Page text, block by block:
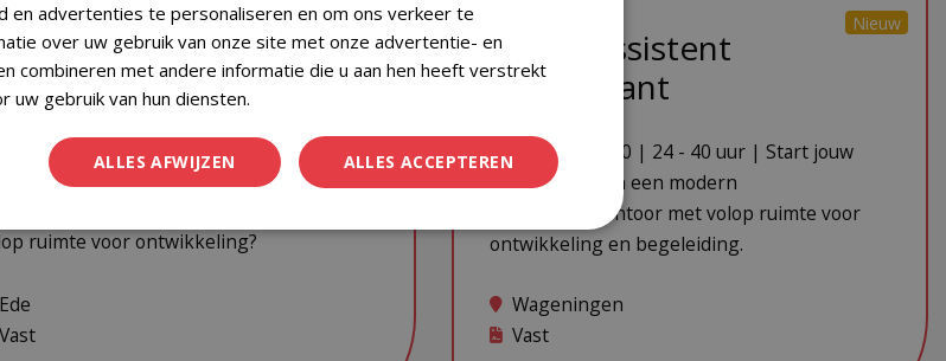
Payroll
Nieuw
4.500 - € 6.000 | 32 - 40 uur | Wil jij
salarisvraagstukken oplossen
ruimte voor ontwikkeling?
Ede
Vast
Junior Assistent
Accountant
Nieuw
€ 2.500 - € 3.500 | 24 - 40 uur | Start jouw
carrière binnen een modern
accountantskantoor met volop ruimte voor
ontwikkeling en begeleiding.
Wageningen
Vast
en advertenties te personaliseren en om ons verkeer te
over uw gebruik van onze site met onze advertentie- en
combineren met andere informatie die u aan hen heeft verstrekt
uw gebruik van hun diensten.
ALLES ACCEPTEREN
ALLES AFWIJZEN